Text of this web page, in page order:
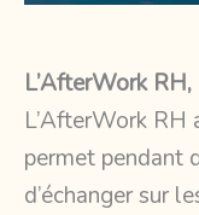
L’AfterWork RH,
L’AfterWork RH
permet pendant
d’échanger sur